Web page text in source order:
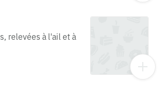
relevées à l'ail et à